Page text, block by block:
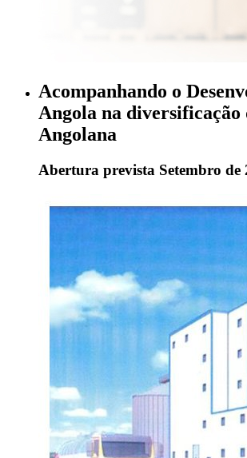
Acompanhando o
Angola na diversificação
Angolana
Abertura prevista Setembro de